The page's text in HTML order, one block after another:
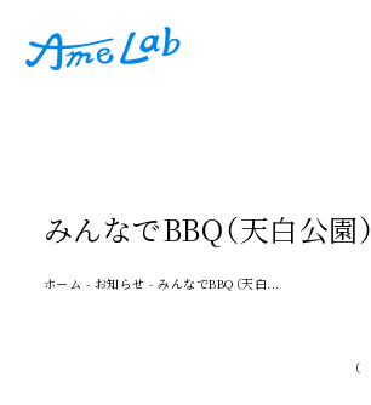
みんなでBBQ（天白公園）
ホーム - お知らせ - みんなでBBQ（天白...
（